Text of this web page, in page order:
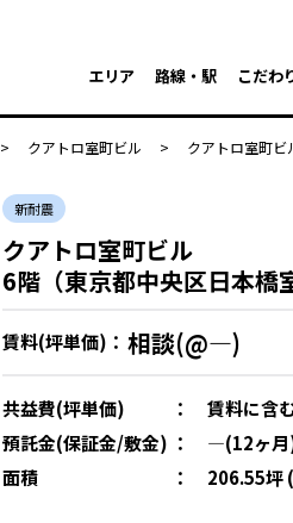
エリア 路線・駅 こだわ
> クアトロ室町ビル > クアトロ室町ビ
新耐震
クアトロ室町ビル
6階（東京都中央区日本橋
賃料(坪単価)： 相談(@―)
共益費(坪単価) ：
賃料に含
預託金(保証金/敷金) ：
―(12ヶ
面積
： 206.55坪